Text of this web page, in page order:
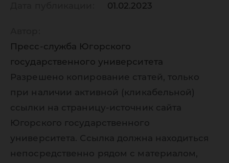
01.02.2023
Пресс-служба Югорского
государственного университета
Разрешено копирование статей, только
при наличии активной (кликабельной)
ссылки на страницу-источник сайта
Югорского государственного
университета. Ссылка должна находиться
непосредственно рядом с материалом,